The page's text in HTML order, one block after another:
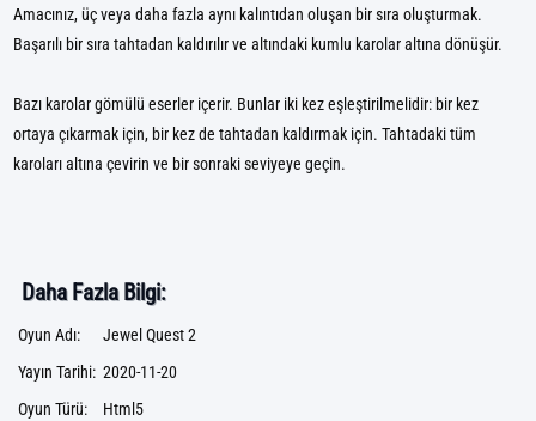
Amacınız, üç veya daha fazla aynı kalıntıdan oluşan bir sıra oluşturmak.
Başarılı bir sıra tahtadan kaldırılır ve altındaki kumlu karolar altına dönüşür.
Bazı karolar gömülü eserler içerir. Bunlar iki kez eşleştirilmelidir: bir kez
ortaya çıkarmak için, bir kez de tahtadan kaldırmak için. Tahtadaki tüm
karoları altına çevirin ve bir sonraki seviyeye geçin.
Daha Fazla Bilgi:
Oyun Adı:
Jewel Quest 2
Yayın Tarihi: 2020-11-20
Oyun Türü:
Html5